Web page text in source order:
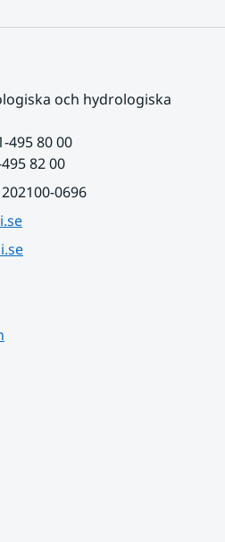
och hydrologiska
495 80 00
82 00
0696